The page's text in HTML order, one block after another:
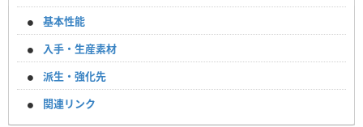
基本性能
入手・生産素材
派生・強化先
関連リンク